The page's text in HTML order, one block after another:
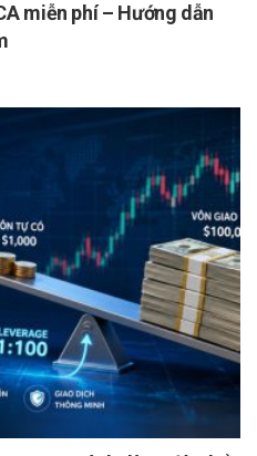
miễn phí – Hướng dẫn